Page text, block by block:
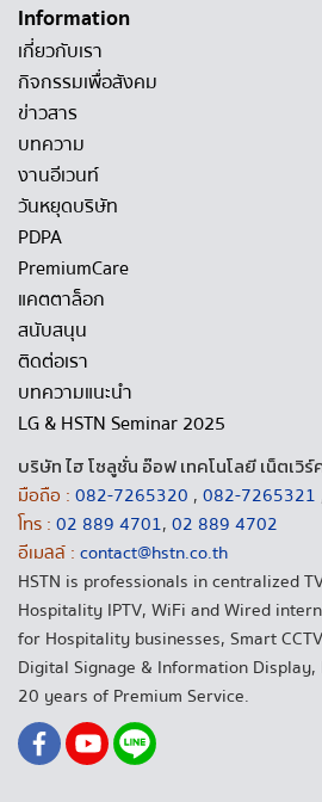
Information
เกี่ยวกับเรา
กิจกรรมเพื่อสังคม
ข่าวสาร
บทความ
งานอีเวนท์
วันหยุดบริษัท
PDPA
PremiumCare
แคตตาล็อก
สนับสนุน
ติดต่อเรา
บทความแนะนำ
LG & HSTN Seminar 2025
บริษัท ไฮ โซลูชั่น อ๊อฟ เทคโนโลยี เน็ตเวิร์
มือถือ : 082-7265320 , 082-7265321
โทร : 02 889 4701, 02 889 4702
อีเมลล์ : contact@hstn.co.th
HSTN is professionals in centralized
Hospitality IPTV, WiFi and Wired
for Hospitality businesses, Smart
Digital Signage & Information
20 years of Premium Service.